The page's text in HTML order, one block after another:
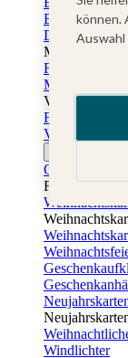
Danksagung
Muttertag
Vatertag
Vatertagskarten
Osterkarten
Windlichter
können.
Auswahl